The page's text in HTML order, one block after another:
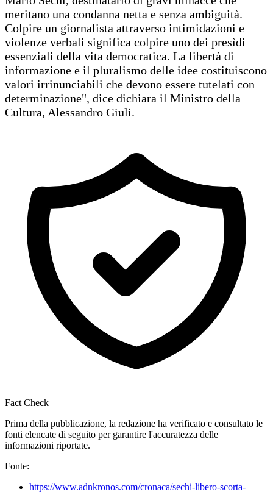
meritano una condanna netta e senza ambiguità.
Colpire un giornalista attraverso intimidazioni e
violenze verbali significa colpire uno dei presìdi
essenziali della vita democratica. La libertà di
informazione e il pluralismo delle idee costituiscono
valori irrinunciabili che devono essere tutelati con
determinazione", dice dichiara il Ministro della
Cultura, Alessandro Giuli.
Fact Check
Prima della pubblicazione, la redazione ha verificato e consultato le
fonti elencate di seguito per garantire l'accuratezza delle
informazioni riportate.
Fonte:
https://www.adnkronos.com/cronaca/sechi-libero-scorta-